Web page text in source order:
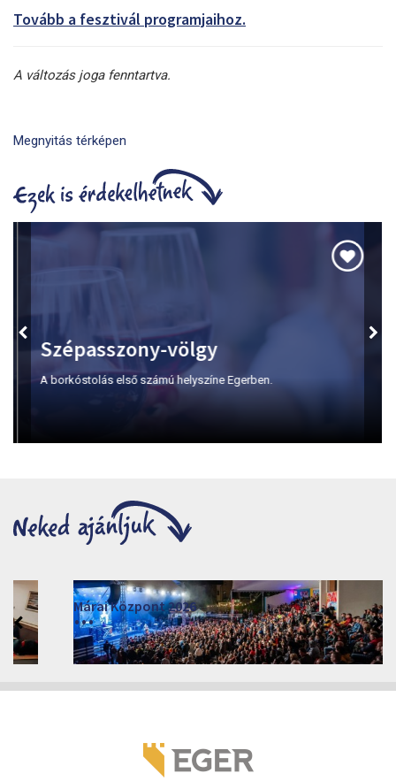
Tovább a fesztivál programjaihoz.
A változás joga fenntartva.
Megnyitás térképen
Szépasszony-völgy
A borkóstolás első számú helyszíne Egerben.
Márai Központ 2026
2026. június 19. - 2026. augusztus 28.
Márai Központ, Eger 3300, Szépasszony-völgy 35.